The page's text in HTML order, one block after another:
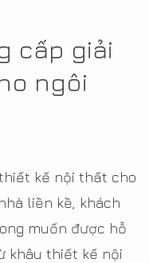
cấp giải
ngôi
kế nội thất cho
liền kề, khách
muốn được hỗ
khâu thiết kế nội